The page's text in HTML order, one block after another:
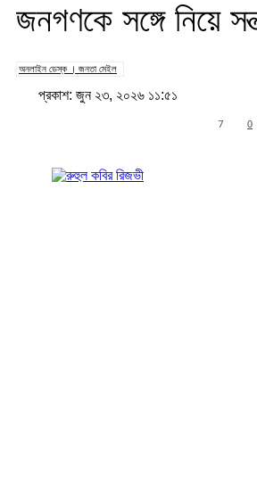
জনগণকে সঙ্গে নিয়ে
অনলাইন ডেস্ক । জনতা মেইল
প্রকাশ: জুন ২৩, ২০২৬ ১১:৫১
0
7